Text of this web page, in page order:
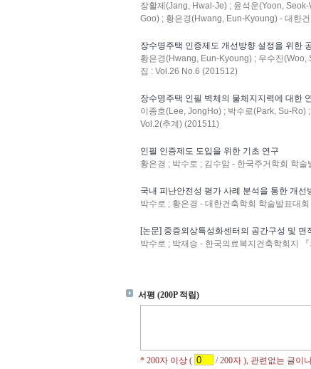
장활제(Jang, Hwal-Je) ; 윤석운(Yoon,
Goo) ; 황은경(Hwang, Eun-Kyoung) - 대한
장수명주택 인증제도 개선방향 설정을 위한
황은경(Hwang, Eun-Kyoung) ; 우수진
집 : Vol.26 No.6 (201512)
장수명주택 인필 벽체의 물체지지력에 대한
이종호(Lee, JongHo) ; 박수로(Park, Su-
Vol.2(추계) (201511)
인필 인증제도 도입을 위한 기초 연구
황은경 ; 박수로 ; 김수암 - 한국주거학회 학
국내 피난안전성 평가 사례 분석을 통한 개선
박수로 ; 황은경 - 대한건축학회 학술발표대
[논문] 중증외상특성화센터의 공간구성 및 면
박수로 ; 박재승 - 한국의료복지건축학회지